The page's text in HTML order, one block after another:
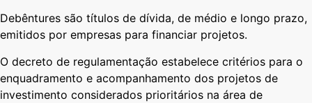
Debêntures são títulos de dívida, de médio e longo prazo,
emitidos por empresas para financiar projetos.
O decreto de regulamentação estabelece critérios para o
enquadramento e acompanhamento dos projetos de
investimento considerados prioritários na área de